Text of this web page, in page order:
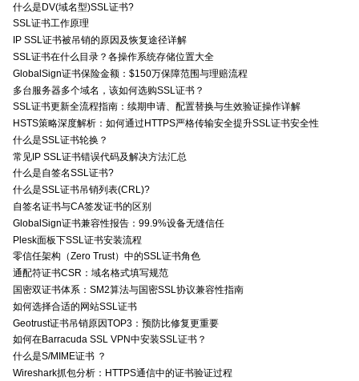
什么是DV(域名型)SSL证书?
SSL证书工作原理
IP SSL证书被吊销的原因及恢复途径详解
SSL证书在什么目录？各操作系统存储位置大全
GlobalSign证书保险金额：$150万保障范围与理赔流程
多台服务器多个域名，该如何选购SSL证书？
SSL证书更新全流程指南：续期申请、配置替换与生效验证操作详解
HSTS策略深度解析：如何通过HTTPS严格传输安全提升SSL证书安全性
什么是SSL证书轮换？
常见IP SSL证书错误代码及解决方法汇总
什么是自签名SSL证书?
什么是SSL证书吊销列表(CRL)?
自签名证书与CA签发证书的区别
GlobalSign证书兼容性报告：99.9%设备无缝信任
Plesk面板下SSL证书安装流程
零信任架构（Zero Trust）中的SSL证书角色
通配符证书CSR：域名格式填写规范
国密双证书体系：SM2算法与国密SSL协议兼容性指南
如何选择合适的网站SSL证书
Geotrust证书吊销原因TOP3：预防比修复更重要
如何在Barracuda SSL VPN中安装SSL证书？
什么是S/MIME证书 ？
Wireshark抓包分析：HTTPS通信中的证书验证过程